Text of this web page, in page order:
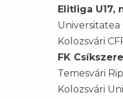
Elitliga U17,
Universitatea
Kolozsvári
FK
Temesvári
Kolozsvári